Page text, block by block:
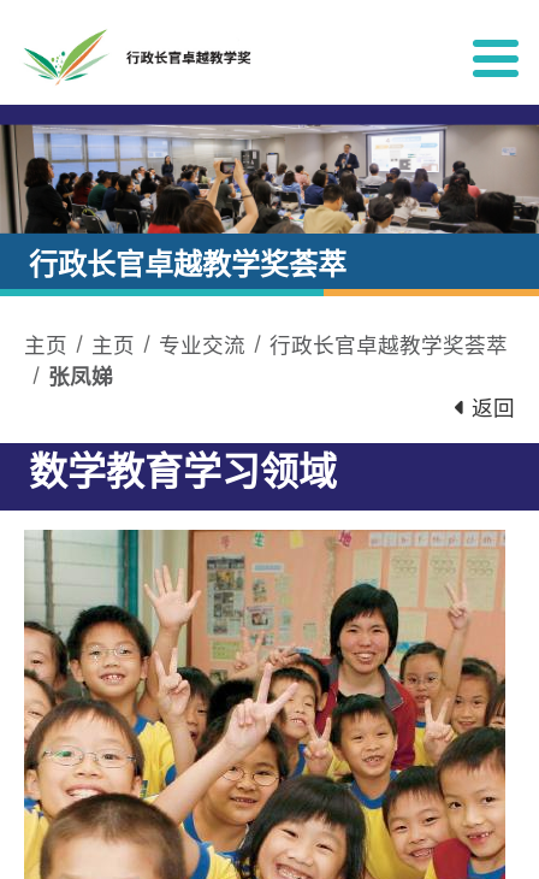
行政长官卓越教学奖荟萃
主页 主页 专业交流
行政长官卓越教学奖荟萃
张凤娣
返回
数学教育学习领域